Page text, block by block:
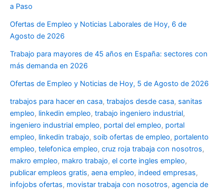
a Paso
Ofertas de Empleo y Noticias Laborales de Hoy, 6 de
Agosto de 2026
Trabajo para mayores de 45 años en España: sectores con
más demanda en 2026
Ofertas de Empleo y Noticias de Hoy, 5 de Agosto de 2026
trabajos para hacer en casa, trabajos desde casa, sanitas
empleo, linkedin empleo, trabajo ingeniero industrial,
ingeniero industrial empleo, portal del empleo, portal
empleo, linkedin trabajo, soib ofertas de empleo, portalento
empleo, telefonica empleo, cruz roja trabaja con nosotros,
makro empleo, makro trabajo, el corte ingles empleo,
publicar empleos gratis, aena empleo, indeed empresas,
infojobs ofertas, movistar trabaja con nosotros, agencia de